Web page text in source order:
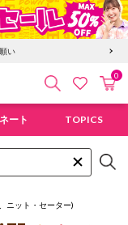
い
検索 お気にカ
0
ート TOPICS
ニット・セーター)